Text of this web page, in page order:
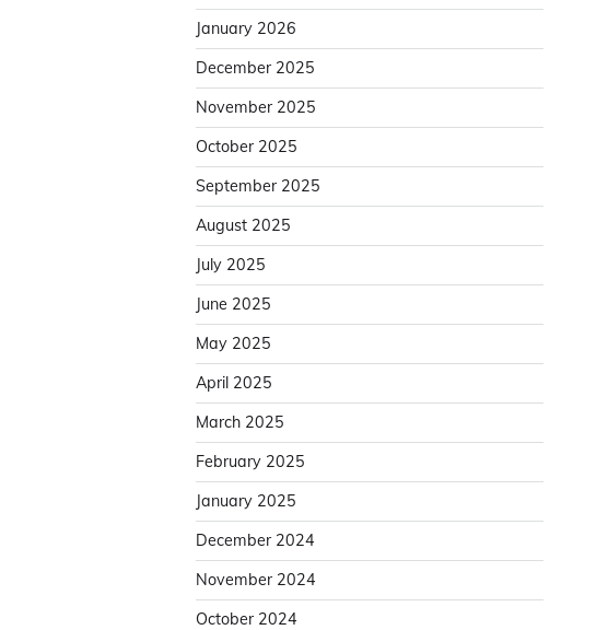
January 2026
December 2025
November 2025
October 2025
September 2025
August 2025
July 2025
June 2025
May 2025
April 2025
March 2025
February 2025
January 2025
December 2024
November 2024
October 2024